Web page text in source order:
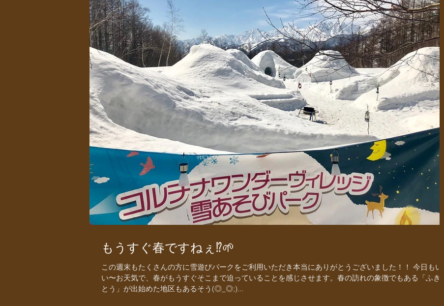
もうすぐ春ですねぇ⁉︎🌱
この週末もたくさんの方に雪遊びパークをご利用いただき本当にありがとうございました！！ 今日もい
い〜お天気で、春がもうすぐそこまで迫っていることを感じさせます。春の訪れの象徴でもある「ふきの
とう」が出始めた地区もあるそう(◎_◎;)...